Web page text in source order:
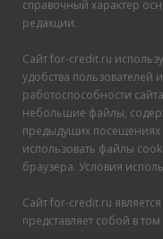
справочный характер
редакции.
Сайт for-credit.ru
удобства
работоспособности
небольшие файлы,
предыдущих посещениях
использовать файлы
браузера. Условия
Сайт for-credit.ru
представляет собой в